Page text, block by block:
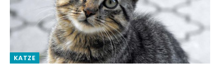
KATZE